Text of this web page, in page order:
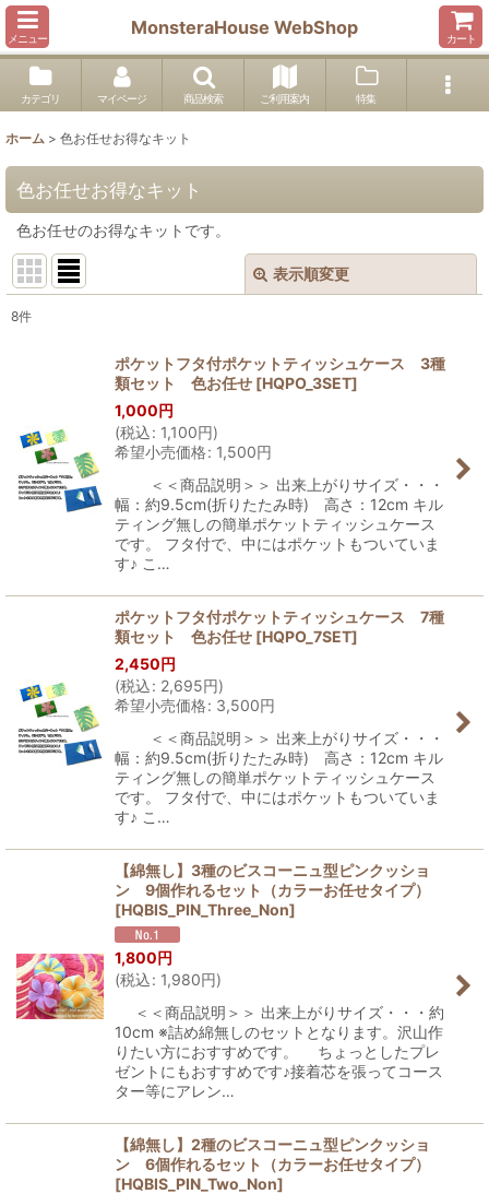
メニュー
MonsteraHouse WebShop
カート
カテゴリ マイページ 商品検索 ご利用案内 特集
ホーム > 色お任せお得なキット
色お任せお得なキット
色お任せのお得なキットです。
表示順変更
絞り込む
8件
ポケットフタ付ポケットティッシュケース 3種
類セット 色お任せ [HQPO_3SET]
1,000円
(税込: 1,100円)
希望小売価格: 1,500円
＜＜商品説明＞＞ 出来上がりサイズ・・・
幅：約9.5cm(折りたたみ時) 高さ：12cm キル
ティング無しの簡単ポケットティッシュケース
です。 フタ付で、中にはポケットもついていま
す♪ こ…
ポケットフタ付ポケットティッシュケース 7種
類セット 色お任せ [HQPO_7SET]
2,450円
(税込: 2,695円)
希望小売価格: 3,500円
＜＜商品説明＞＞ 出来上がりサイズ・・・
幅：約9.5cm(折りたたみ時) 高さ：12cm キル
ティング無しの簡単ポケットティッシュケース
です。 フタ付で、中にはポケットもついていま
す♪ こ…
【綿無し】3種のビスコーニュ型ピンクッショ
ン 9個作れるセット（カラーお任せタイプ）
[HQBIS_PIN_Three_Non]
1,800円
(税込: 1,980円)
＜＜商品説明＞＞ 出来上がりサイズ・・・約
10cm ※詰め綿無しのセットとなります。沢山作
りたい方におすすめです。 ちょっとしたプレ
ゼントにもおすすめです♪接着芯を張ってコース
ター等にアレン…
【綿無し】2種のビスコーニュ型ピンクッショ
ン 6個作れるセット（カラーお任せタイプ）
[HQBIS_PIN_Two_Non]